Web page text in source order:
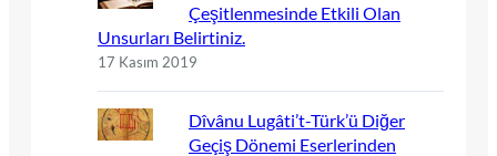
Çeşitlenmesinde Etkili Olan
Unsurları Belirtiniz.
17 Kasım 2019
Dîvânu Lugâti’t-Türk’ü Diğer
Geçiş Dönemi Eserlerinden